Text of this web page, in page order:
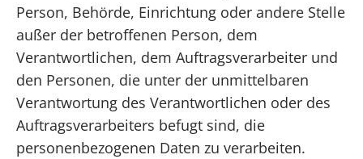
Person, Behörde, Einrichtung oder andere Stelle
außer der betroffenen Person, dem
Verantwortlichen, dem Auftragsverarbeiter und
den Personen, die unter der unmittelbaren
Verantwortung des Verantwortlichen oder des
Auftragsverarbeiters befugt sind, die
personenbezogenen Daten zu verarbeiten.